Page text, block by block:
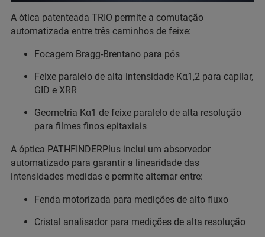
A ótica patenteada TRIO permite a comutação
automatizada entre três caminhos de feixe:
Focagem Bragg-Brentano para pós
Feixe paralelo de alta intensidade Kα1,2 para capilar,
GID e XRR
Geometria Kα1 de feixe paralelo de alta resolução
para filmes finos epitaxiais
A óptica PATHFINDERPlus inclui um absorvedor
automatizado para garantir a linearidade das
intensidades medidas e permite alternar entre:
Fenda motorizada para medições de alto fluxo
Cristal analisador para medições de alta resolução